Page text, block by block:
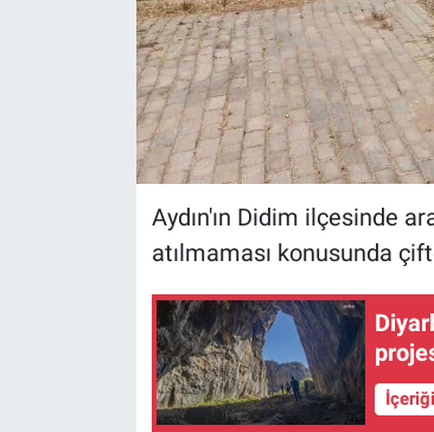
Aydın'ın Didim ilçesinde
atılmaması konusunda